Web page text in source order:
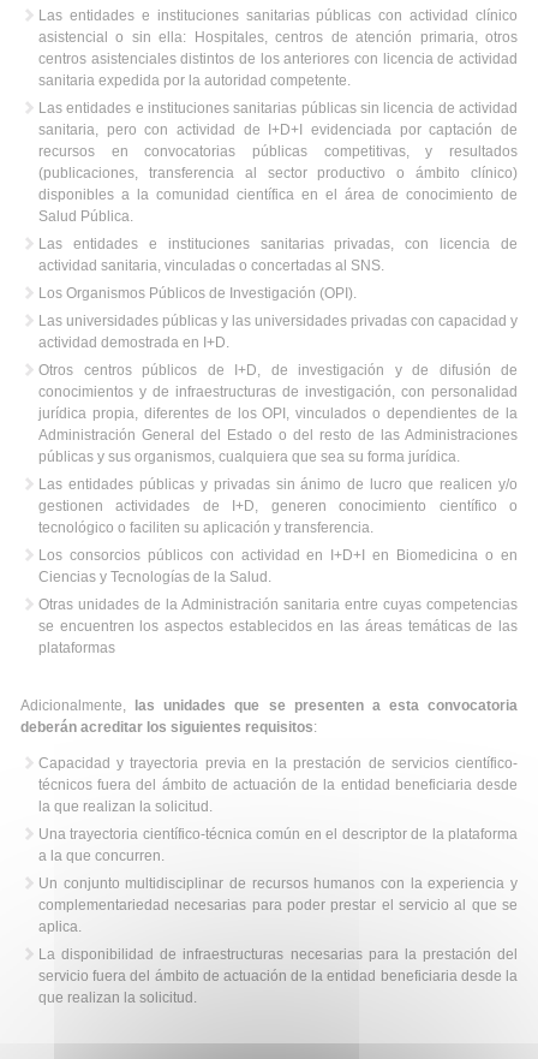
Las entidades e instituciones sanitarias públicas con actividad clínico
asistencial o sin ella: Hospitales, centros de atención primaria, otros
centros asistenciales distintos de los anteriores con licencia de actividad
sanitaria expedida por la autoridad competente.
Las entidades e instituciones sanitarias públicas sin licencia de actividad
sanitaria, pero con actividad de I+D+I evidenciada por captación de
recursos en convocatorias públicas competitivas, y resultados
(publicaciones, transferencia al sector productivo o ámbito clínico)
disponibles a la comunidad científica en el área de conocimiento de
Salud Pública.
Las entidades e instituciones sanitarias privadas, con licencia de
actividad sanitaria, vinculadas o concertadas al SNS.
Los Organismos Públicos de Investigación (OPI).
Las universidades públicas y las universidades privadas con capacidad y
actividad demostrada en I+D.
Otros centros públicos de I+D, de investigación y de difusión de
conocimientos y de infraestructuras de investigación, con personalidad
jurídica propia, diferentes de los OPI, vinculados o dependientes de la
Administración General del Estado o del resto de las Administraciones
públicas y sus organismos, cualquiera que sea su forma jurídica.
Las entidades públicas y privadas sin ánimo de lucro que realicen y/o
gestionen actividades de I+D, generen conocimiento científico o
tecnológico o faciliten su aplicación y transferencia.
Los consorcios públicos con actividad en I+D+I en Biomedicina o en
Ciencias y Tecnologías de la Salud.
Otras unidades de la Administración sanitaria entre cuyas competencias
se encuentren los aspectos establecidos en las áreas temáticas de las
plataformas
Adicionalmente,
las unidades que se presenten a esta convocatoria
deberán acreditar los siguientes requisitos:
Capacidad y trayectoria previa en la prestación de servicios científico-
técnicos fuera del ámbito de actuación de la entidad beneficiaria desde
la que realizan la solicitud.
Una trayectoria científico-técnica común en el descriptor de la plataforma
a la que concurren.
Un conjunto multidisciplinar de recursos humanos con la experiencia y
complementariedad necesarias para poder prestar el servicio al que se
aplica.
La disponibilidad de infraestructuras necesarias para la prestación del
servicio fuera del ámbito de actuación de la entidad beneficiaria desde la
que realizan la solicitud.